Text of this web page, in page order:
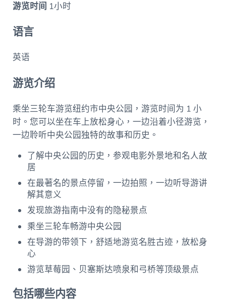
游览时间 1小时
语言
英语
游览介绍
乘坐三轮车游览纽约市中央公园，游览时间为 1 小
时。您可以坐在车上放松身心，一边沿着小径游览，
一边聆听中央公园独特的故事和历史。
了解中央公园的历史，参观电影外景地和名人故
居
在最著名的景点停留，一边拍照，一边听导游讲
解其意义
发现旅游指南中没有的隐秘景点
乘坐三轮车畅游中央公园
在导游的带领下，舒适地游览名胜古迹，放松身
心
游览草莓园、贝塞斯达喷泉和弓桥等顶级景点
包括哪些内容